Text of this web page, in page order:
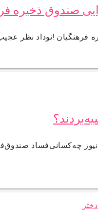
صندوق ذخیره
!نوداد نظر عجیب
چه‌کسانی‌فساد